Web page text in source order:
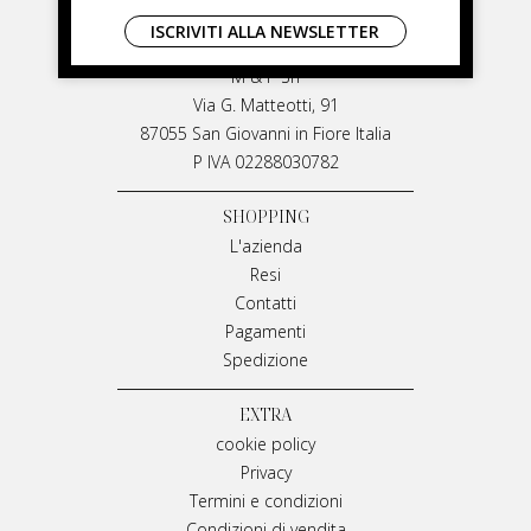
LIVIANA MIRARCHI
M & P Srl
Via G. Matteotti, 91
87055 San Giovanni in Fiore Italia
P IVA 02288030782
SHOPPING
L'azienda
Resi
Contatti
Pagamenti
Spedizione
EXTRA
cookie policy
Privacy
Termini e condizioni
ISCRIVITI ALLA NEWSLETTER